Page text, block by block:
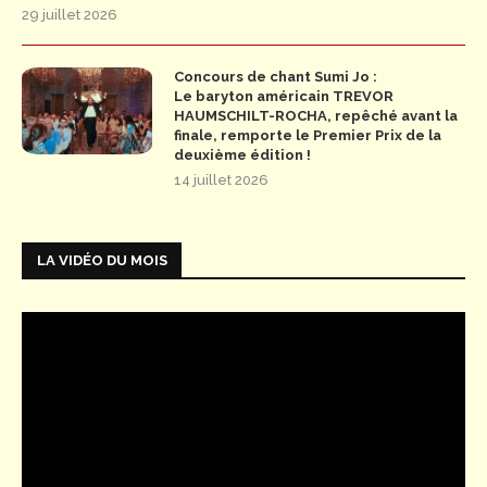
29 juillet 2026
Concours de chant Sumi Jo :
Le baryton américain TREVOR
HAUMSCHILT-ROCHA, repêché avant la
finale, remporte le Premier Prix de la
deuxième édition !
14 juillet 2026
LA VIDÉO DU MOIS